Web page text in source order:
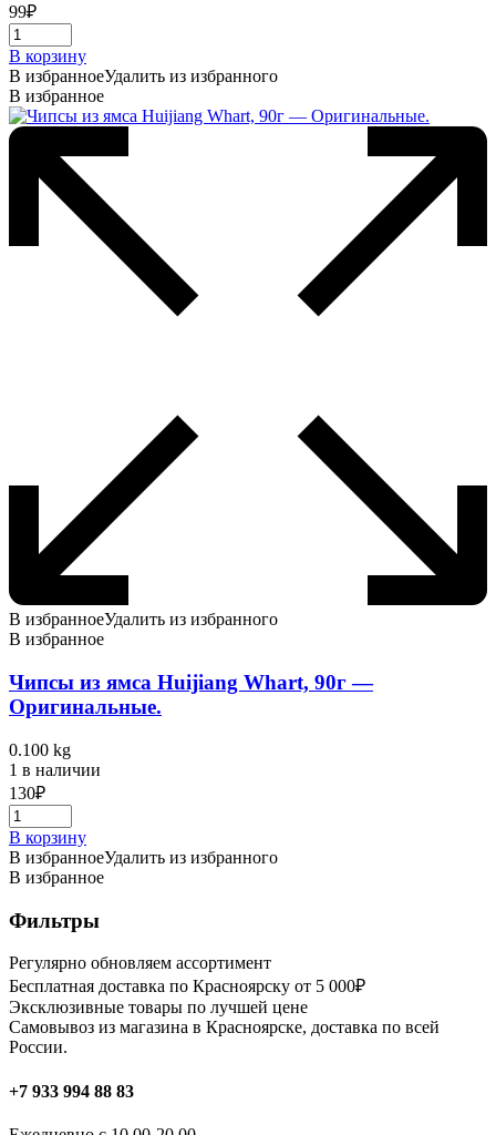
99₽
В корзину
В избранноеУдалить из избранного
В избранное
В избранноеУдалить из избранного
В избранное
Чипсы из ямса Huijiang Whart, 90г —
Оригинальные.
0.100 kg
1 в наличии
130₽
В корзину
В избранноеУдалить из избранного
В избранное
Фильтры
Регулярно обновляем ассортимент
Бесплатная доставка по Красноярску от 5 000₽
Эксклюзивные товары по лучшей цене
Самовывоз из магазина в Красноярске, доставка по всей
России.
+7 933 994 88 83